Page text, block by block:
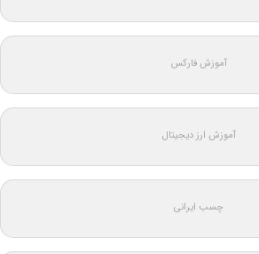
آموزش فارکس
آموزش ارز دیجیتال
چسب ایرانی